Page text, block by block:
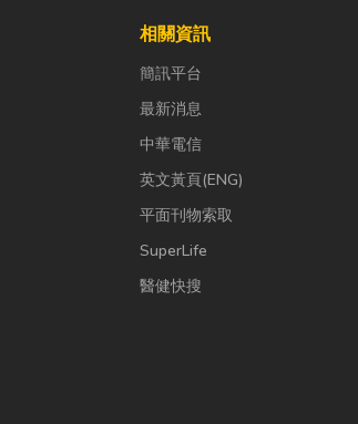
相關資訊
簡訊平台
最新消息
中華電信
英文黃頁(ENG)
平面刊物索取
SuperLife
醫健快搜